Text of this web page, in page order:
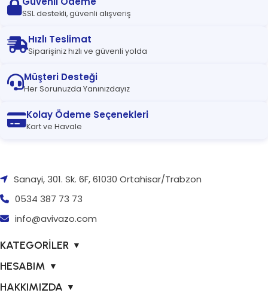
SSL destekli, güvenli alışveriş
Hızlı Teslimat
Siparişiniz hızlı ve güvenli yolda
Müşteri Desteği
Her Sorunuzda Yanınızdayız
Kolay Ödeme Seçenekleri
Kart ve Havale
Sanayi, 301. Sk. 6F, 61030 Ortahisar/Trabzon
0534 387 73 73
info@avivazo.com
KATEGORİLER ▼
HESABIM ▼
HAKKIMIZDA ▼